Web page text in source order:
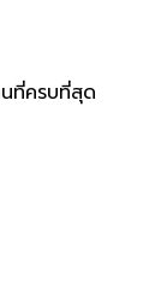
ที่ครบที่สุด